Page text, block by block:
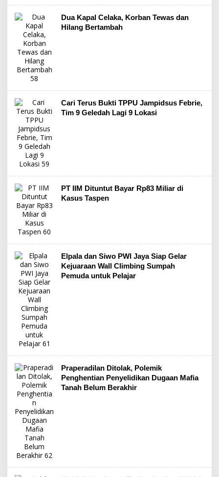
Dua Kapal Celaka, Korban Tewas dan
Hilang Bertambah
Cari Terus Bukti TPPU Jampidsus Febrie,
Tim 9 Geledah Lagi 9 Lokasi
PT IIM Dituntut Bayar Rp83 Miliar di
Kasus Taspen
Elpala dan Siwo PWI Jaya Siap Gelar
Kejuaraan Wall Climbing Sumpah
Pemuda untuk Pelajar
Praperadilan Ditolak, Polemik
Penghentian Penyelidikan Dugaan Mafia
Tanah Belum Berakhir